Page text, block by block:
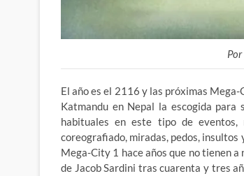
El año es el 2116 y las próximas
Katmandu en Nepal la escogida para
habituales en este tipo de eventos,
coreografiado, miradas, pedos,
Mega-City 1 hace años que no tienen
de Jacob Sardini tras cuarenta y tres